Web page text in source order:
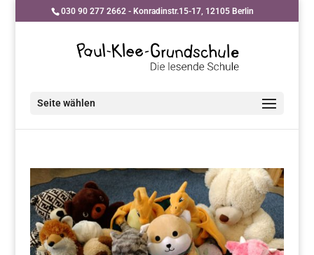
030 90 277 2662 - Konradinstr.15-17, 12105 Berlin
Seite wählen